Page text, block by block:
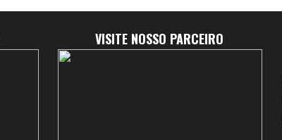
VISITE NOSSO PARCEIRO